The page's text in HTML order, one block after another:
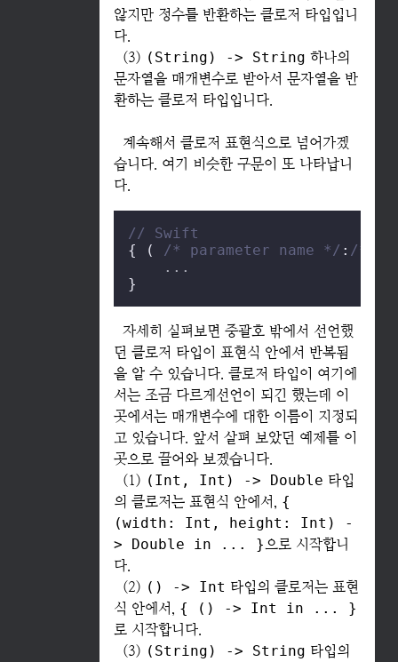
않지만 정수를 반환하는 클로저 타입입니
다.
(3) (String) -> String 하나의
문자열을 매개변수로 받아서 문자열을 반
환하는 클로저 타입입니다.
계속해서 클로저 표현식으로 넘어가겠
습니다. 여기 비슷한 구문이 또 나타납니
다.
// Swift
{ (
/* parameter name */ : /*
...
}
자세히 실펴보면 중괄호 밖에서 선언했
던 클로저 타입이 표현식 안에서 반복됨
을 알 수 있습니다. 클로저 타입이 여기에
서는 조금 다르게선언이 되긴 했는데 이
곳에서는 매개변수에 대한 이름이 지정되
고 있습니다. 앞서 살펴 보았던 예제를 이
곳으로 끌어와 보겠습니다.
(1) (Int, Int) -> Double 타입
의 클로저는 표현식 안에서, {
(width: Int, height: Int) -
> Double in ... } 으로 시작합니
다.
(2) () -> Int 타입의 클로저는 표현
식 안에서, { () -> Int in ... }
로 시작합니다.
(3) (String) -> String 타입의